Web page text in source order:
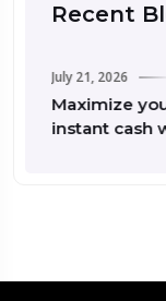
Recent
July 21, 2026
Maximize
instant cash